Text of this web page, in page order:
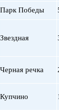
Парк Победы
Звездная
Черная речка
Купчино